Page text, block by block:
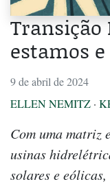
Transição
estamos
9 de abril de 2024
ELLEN NEMITZ ·
Com uma matriz
usinas
solares e